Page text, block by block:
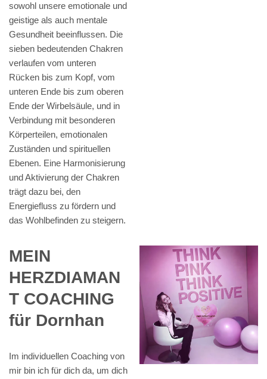
sowohl unsere emotionale und
geistige als auch mentale
Gesundheit beeinflussen. Die
sieben bedeutenden Chakren
verlaufen vom unteren
Rücken bis zum Kopf, vom
unteren Ende bis zum oberen
Ende der Wirbelsäule, und in
Verbindung mit besonderen
Körperteilen, emotionalen
Zuständen und spirituellen
Ebenen. Eine Harmonisierung
und Aktivierung der Chakren
trägt dazu bei, den
Energiefluss zu fördern und
das Wohlbefinden zu steigern.
MEIN
HERZDIAMAN
T COACHING
für Dornhan
Im individuellen Coaching von
mir bin ich für dich da, um dich